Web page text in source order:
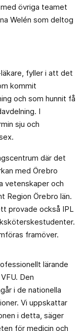
övriga teamet
Welén som deltog
fyller i att det
kommit
och som hunnit få
I
sju och
där det
med Örebro
vetenskaper och
Region Örebro län.
provade också IPL
framöver.
lärande
Den
i de nationella
Vi uppskattar
i detta, säger
för medicin och